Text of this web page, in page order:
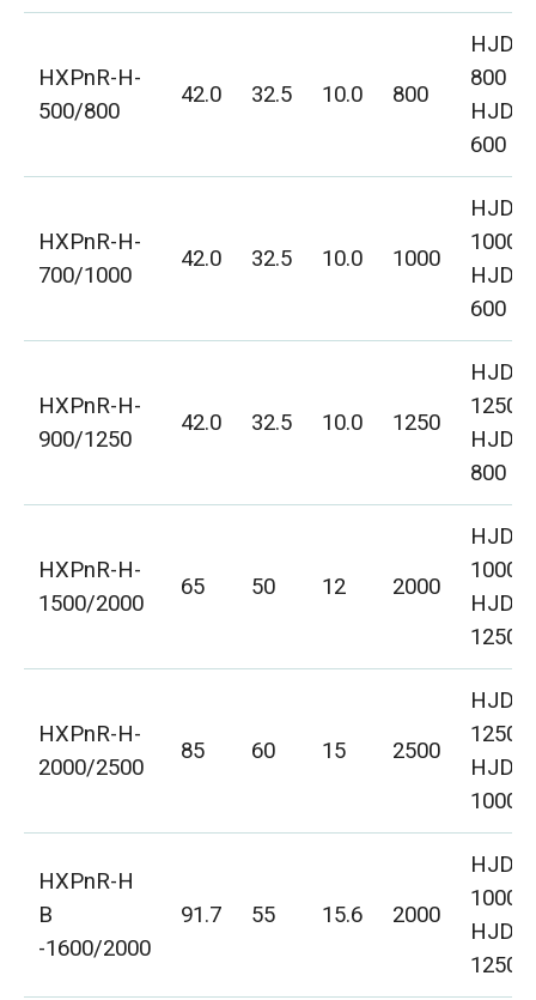
HXPnR-H-
500/800
42.0 32.5 10.0 800
HJD-
800
HJD-
600
HXPnR-H-
700/1000
42.0 32.5 10.0 1000
HJD-
1000
HJD-
600
HXPnR-H-
900/1250
42.0 32.5 10.0 1250
HJD-
1250
HJD-
800
HXPnR-H-
1500/2000
65 50 12 2000
HJD-
1000
HJD-
1250
HXPnR-H-
2000/2500
85 60 15 2500
HJD-
1250
HJD-
1000
HXPnR-H
B
-1600/2000
91.7 55 15.6 2000
HJD-
1000C
HJD-
1250C